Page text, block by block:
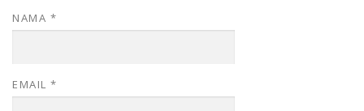
NAMA *
EMAIL *